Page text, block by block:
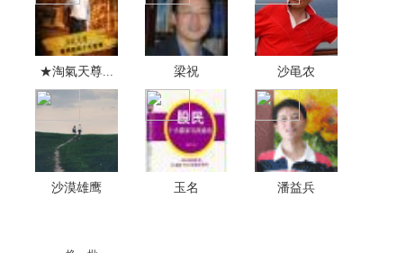
★淘氣天尊... 梁祝 沙黾农
沙漠雄鹰 玉名 潘益兵